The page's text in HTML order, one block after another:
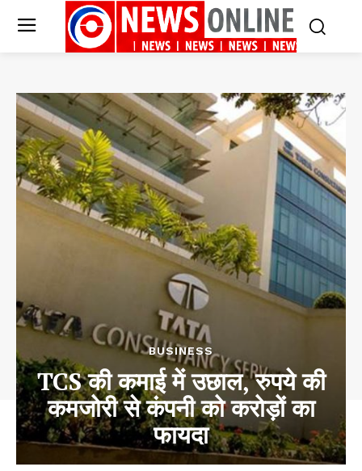
BUSINESS
TCS की कमाई में उछाल, रुपये की
कमजोरी से कंपनी को करोड़ों का
फायदा